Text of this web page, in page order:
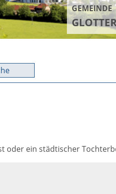
GEMEINDE
oder ein städtischer